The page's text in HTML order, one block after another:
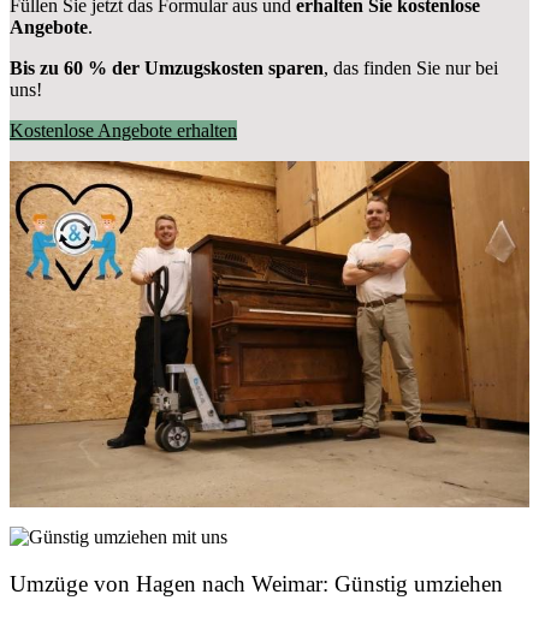
Füllen Sie jetzt das Formular aus und erhalten Sie kostenlose
Angebote.
Bis zu 60 % der Umzugskosten sparen, das finden Sie nur bei
uns!
Kostenlose Angebote erhalten
Umzüge von Hagen nach Weimar: Günstig umziehen